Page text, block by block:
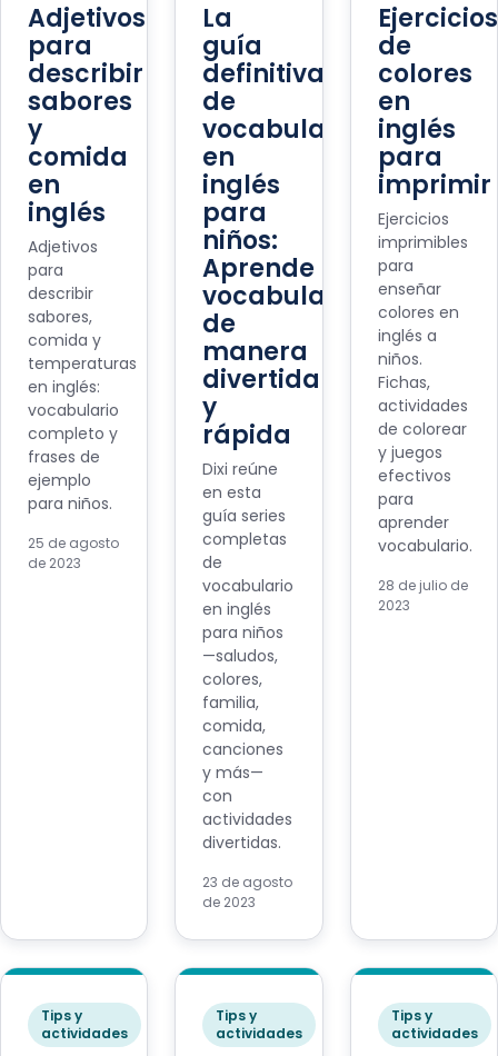
Adjetivos
para
describir
sabores
y
comida
en
inglés
Adjetivos
para
describir
sabores,
comida y
temperaturas
en inglés:
vocabulario
completo y
frases de
ejemplo
para niños.
25 de agosto
de 2023
La
guía
definitiva
de
vocabulario
en
inglés
para
niños:
Aprende
vocabulario
de
manera
divertida
y
rápida
Dixi reúne
en esta
guía series
completas
de
vocabulario
en inglés
para niños
—saludos,
colores,
familia,
comida,
canciones
y más—
con
actividades
divertidas.
23 de agosto
de 2023
Ejercicios
de
colores
en
inglés
para
imprimir
Ejercicios
imprimibles
para
enseñar
colores en
inglés a
niños.
Fichas,
actividades
de colorear
y juegos
efectivos
para
aprender
vocabulario.
28 de julio de
2023
Tips y
actividades
Tips y
actividades
Tips y
actividades